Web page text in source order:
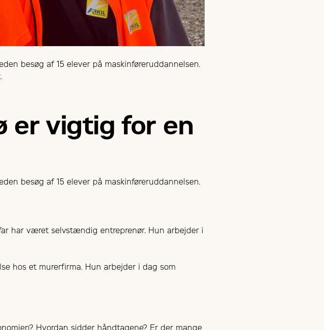
besøg af 15 elever på maskinføreruddannelsen.
er vigtig for en
besøg af 15 elever på maskinføreruddannelsen.
har været selvstændig entreprenør. Hun arbejder i
hos et murerfirma. Hun arbejder i dag som
Hvordan sidder håndtagene? Er der mange